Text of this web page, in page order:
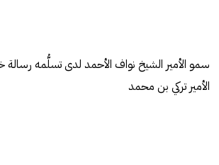
سمو الأمير الشيخ نواف الأحمد لدى تسلُّمه
الأمير تركي بن محمد